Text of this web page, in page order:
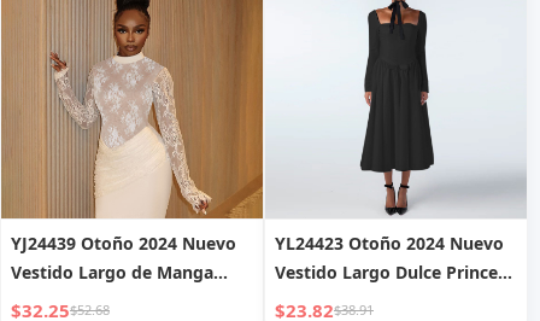
YJ24439 Otoño 2024 Nuevo
Vestido Largo de Manga
Larga de Encaje Sexy
$32.25$52.68
YL24423 Otoño 2024 Nuevo
Vestido Largo Dulce Princesa
de Moda con Cuello
$23.82$38.91